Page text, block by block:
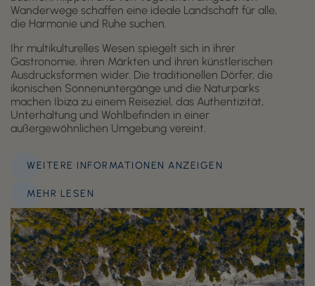
Wanderwege schaffen eine ideale Landschaft für alle,
die Harmonie und Ruhe suchen.
Ihr multikulturelles Wesen spiegelt sich in ihrer
Gastronomie, ihren Märkten und ihren künstlerischen
Ausdrucksformen wider. Die traditionellen Dörfer, die
ikonischen Sonnenuntergänge und die Naturparks
machen Ibiza zu einem Reiseziel, das Authentizität,
Unterhaltung und Wohlbefinden in einer
außergewöhnlichen Umgebung vereint.
WEITERE INFORMATIONEN ANZEIGEN
MEHR LESEN